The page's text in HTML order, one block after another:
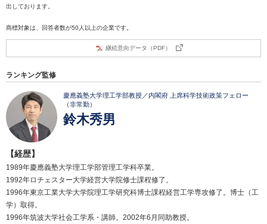
出しております。
商標対象は、回答者数が50人以上の企業です。
継続意向データ（PDF）
ランキング監修
慶應義塾大学理工学部教授／内閣府 上席科学技術政策フェロー
（非常勤）
鈴木秀男
【経歴】
1989年慶應義塾大学理工学部管理工学科卒業。
1992年ロチェスター大学経営大学院修士課程修了。
1996年東京工業大学大学院理工学研究科博士課程経営工学専攻修了。博士（工
学）取得。
1996年筑波大学社会工学系・講師。2002年6月同助教授。